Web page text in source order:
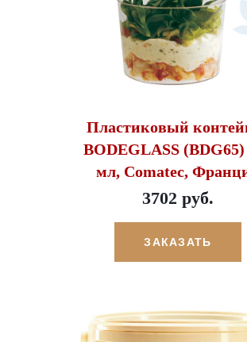
Пластиковый
BODEGLASS (BDG65)
мл, Comatec,
3702 руб.
ЗАКАЗАТЬ